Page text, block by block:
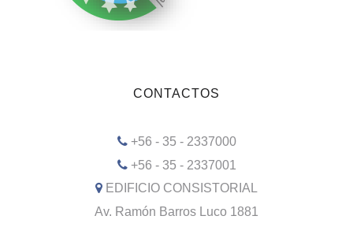
CONTACTOS
+56 - 35 - 2337000
+56 - 35 - 2337001
EDIFICIO CONSISTORIAL
Av. Ramón Barros Luco 1881